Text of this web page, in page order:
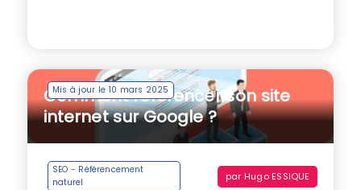
Mis à jour le 10 mars 2025
Comment référencer son site
internet sur Google ?
SEO - Référencement
naturel
par Hugo ESSIQUE